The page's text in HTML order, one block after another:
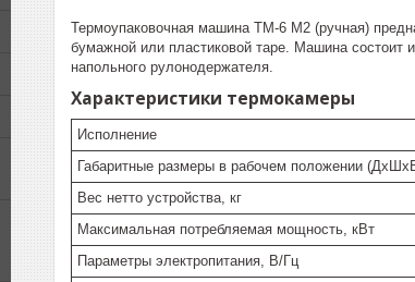
Термоупаковочная машина ТМ-6 М2 (ручная)
бумажной или пластиковой таре. Машина состоит
напольного рулонодержателя.
Характеристики термокамеры
Исполнение
Габаритные размеры в рабочем положении
Вес нетто устройства, кг
Максимальная потребляемая мощность, кВт
Параметры электропитания, В/Гц